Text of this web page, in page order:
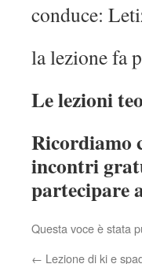
conduce:
la lezione fa
Le lezioni
Ricordiamo
incontri
partecipare
Questa voce è stata
← Lezione di ki e